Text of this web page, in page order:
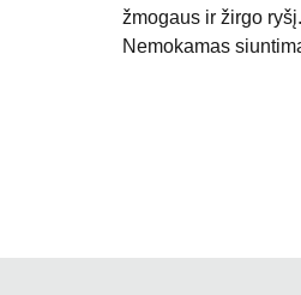
žmogaus ir žirgo ryšį.
Nemokamas